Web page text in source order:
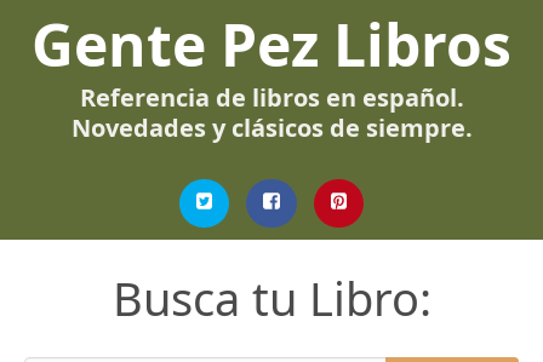
Gente Pez Libros
Referencia de libros en español.
Novedades y clásicos de siempre.
Busca tu Libro: